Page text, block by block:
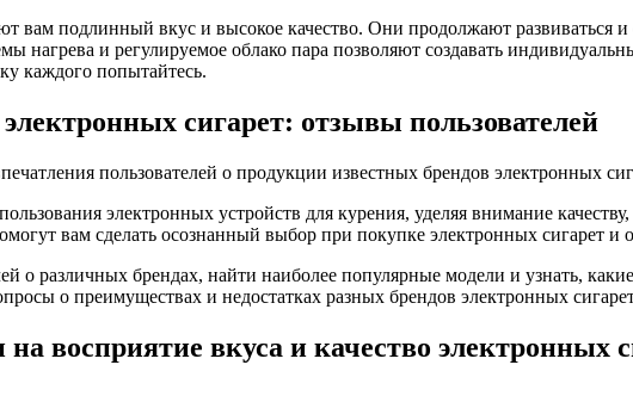
вам подлинный вкус и высокое качество. Они продолжают развиваться
нагрева и регулируемое облако пара позволяют создавать
каждого попытайтесь.
сигарет: отзывы пользователей
пользователей о продукции известных брендов электронных
электронных устройств для курения, уделяя внимание
вам сделать осознанный выбор при покупке электронных сигарет и
о различных брендах, найти наиболее популярные модели и узнать,
о преимуществах и недостатках разных брендов электронных
восприятие вкуса и качество